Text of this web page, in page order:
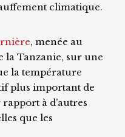
climatique.
, menée au
la Tanzanie, sur une
la température
plus important de
à d’autres
que les